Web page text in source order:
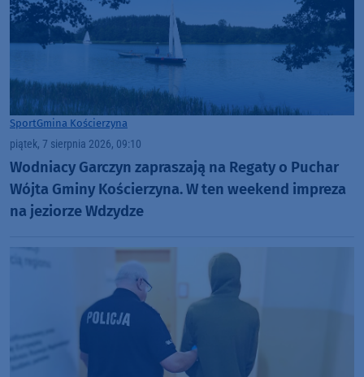
SportGmina Kościerzyna
piątek, 7 sierpnia 2026, 09:10
Wodniacy Garczyn zapraszają na Regaty o Puchar
Wójta Gminy Kościerzyna. W ten weekend impreza
na jeziorze Wdzydze